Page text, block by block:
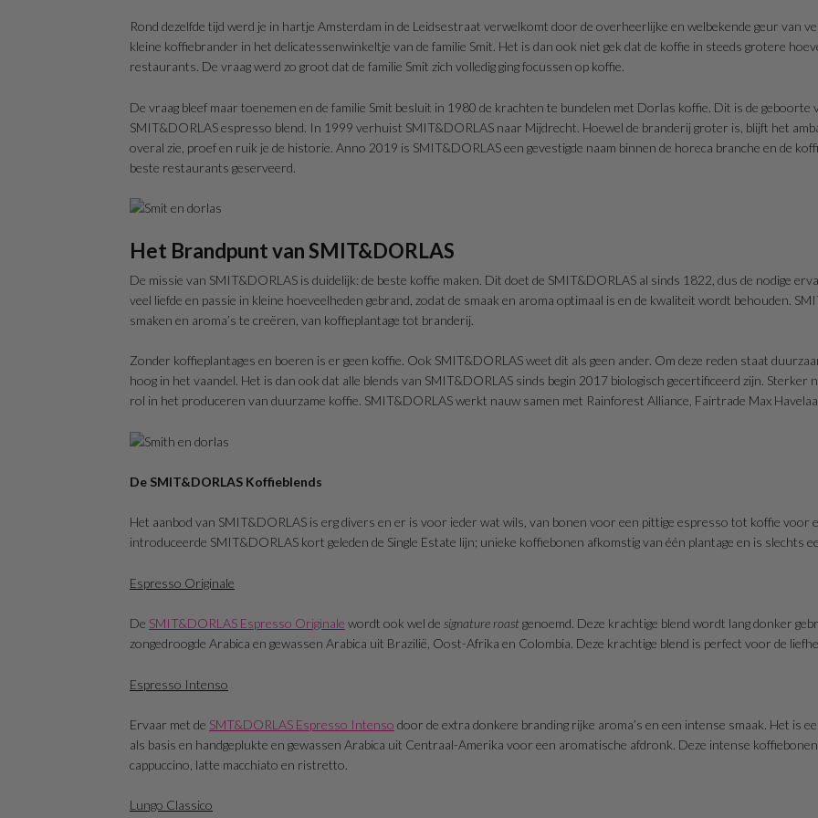
Rond dezelfde tijd werd je in hartje Amsterdam in de Leidsestraat verwelkomt door de overheerlijke en welbekende geur van
kleine koffiebrander in het delicatessenwinkeltje van de familie Smit. Het is dan ook niet gek dat de koffie in steeds grotere
restaurants. De vraag werd zo groot dat de familie Smit zich volledig ging focussen op koffie.
De vraag bleef maar toenemen en de familie Smit besluit in 1980 de krachten te bundelen met Dorlas koffie. Dit is de geboorte
SMIT&DORLAS espresso blend. In 1999 verhuist SMIT&DORLAS naar Mijdrecht. Hoewel de branderij groter is, blijft het
overal zie, proef en ruik je de historie. Anno 2019 is SMIT&DORLAS een gevestigde naam binnen de horeca branche en de
beste restaurants geserveerd.
Het Brandpunt van SMIT&DORLAS
De missie van SMIT&DORLAS is duidelijk: de beste koffie maken. Dit doet de SMIT&DORLAS al sinds 1822, dus de nodige
veel liefde en passie in kleine hoeveelheden gebrand, zodat de smaak en aroma optimaal is en de kwaliteit wordt behouden.
smaken en aroma’s te creëren, van koffieplantage tot branderij.
Zonder koffieplantages en boeren is er geen koffie. Ook SMIT&DORLAS weet dit als geen ander. Om deze reden staat
hoog in het vaandel. Het is dan ook dat alle blends van SMIT&DORLAS sinds begin 2017 biologisch gecertificeerd zijn. Sterker
rol in het produceren van duurzame koffie. SMIT&DORLAS werkt nauw samen met Rainforest Alliance, Fairtrade Max
De SMIT&DORLAS Koffieblends
Het aanbod van SMIT&DORLAS is erg divers en er is voor ieder wat wils, van bonen voor een pittige espresso tot koffie voor
introduceerde SMIT&DORLAS kort geleden de Single Estate lijn; unieke koffiebonen afkomstig van één plantage en is slechts
Espresso Originale
De SMIT&DORLAS Espresso Originale wordt ook wel de signature roastgenoemd. Deze krachtige blend wordt lang donker
zongedroogde Arabica en gewassen Arabica uit Brazilië, Oost-Afrika en Colombia. Deze krachtige blend is perfect voor de
Espresso Intenso
Ervaar met de SMT&DORLAS Espresso Intenso door de extra donkere branding rijke aroma’s en een intense smaak. Het is
als basis en handgeplukte en gewassen Arabica uit Centraal-Amerika voor een aromatische afdronk. Deze intense
cappuccino, latte macchiato en ristretto.
Lungo Classico